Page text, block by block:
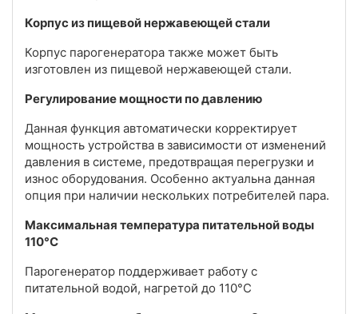
Корпус из пищевой нержавеющей стали
Корпус парогенератора также может быть
изготовлен из пищевой нержавеющей стали.
Регулирование мощности по давлению
Данная функция автоматически корректирует
мощность устройства в зависимости от изменений
давления в системе, предотвращая перегрузки и
износ оборудования. Особенно актуальна данная
опция при наличии нескольких потребителей пара.
Максимальная температура питательной воды
110°C
Парогенератор поддерживает работу с
питательной водой, нагретой до 110°C